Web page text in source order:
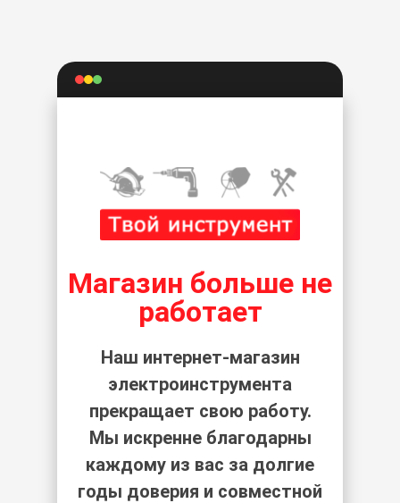
Магазин больше не
работает
Наш интернет-магазин
электроинструмента
прекращает свою работу.
Мы искренне благодарны
каждому из вас за долгие
годы доверия и совместной